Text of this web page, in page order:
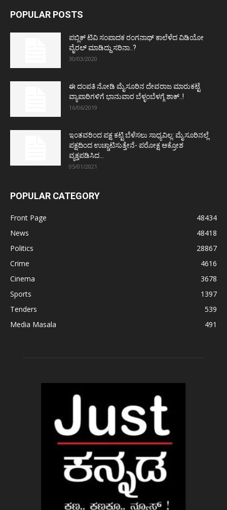
POPULAR POSTS
ಪಬ್ಲಿಕ್ ಟಿವಿ ಸಂಪಾದಕ ರಂಗನಾಥ್ ಕಾಲೆಳೆದ ವಿಡಿಯೋ
ವೈರಲ್ ಮಾಡಿದ್ದು ಸರಿನಾ..?
30/03/2020
ಈ ದಂಪತಿ ನೋಡಿ ಮೈಸೂರಿನ ದೇವರಾಜ ಮಾರುಕಟ್ಟೆ
ವ್ಯಾಪಾರಿಗಳಿಗೆ ಭಾನುವಾರ ಬೆಳ್ಳಂಬೆಳಗ್ಗೆ ಶಾಕ್..!
16/06/2019
ಇಂತವರಿಂದ ಪಕ್ಷ ಕಟ್ಟಿ ಬೆಳೆಸಲು ಸಾಧ್ಯವಿಲ್ಲ: ಮೈಸೂರಿನಲ್ಲೆ
ಪಕ್ಷದಿಂದ ಉಚ್ಚಾಟಿಸುತ್ತೇನೆ- ಪರೋಕ್ಷ ಆಕ್ರೋಶ
ವ್ಯಕ್ತಪಡಿಸಿದ...
05/01/2021
POPULAR CATEGORY
Front Page
48434
News
48418
Politics
28867
Crime
4616
Cinema
3678
Sports
1397
Tenders
539
Media Masala
491